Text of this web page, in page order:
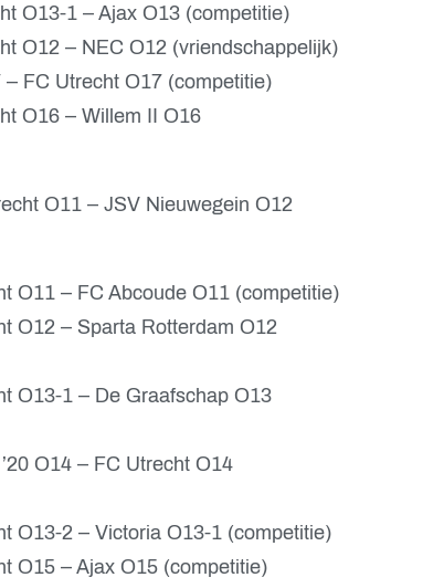
O13-1 – Ajax O13 (competitie)
O12 – NEC O12 (vriendschappelijk)
FC Utrecht O17 (competitie)
O16 – Willem II O16
O11 – JSV Nieuwegein O12
O11 – FC Abcoude O11 (competitie)
O12 – Sparta Rotterdam O12
O13-1 – De Graafschap O13
O14 – FC Utrecht O14
O13-2 – Victoria O13-1 (competitie)
O15 – Ajax O15 (competitie)